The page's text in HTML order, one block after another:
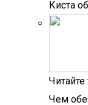
Киста
Читайте
Чем